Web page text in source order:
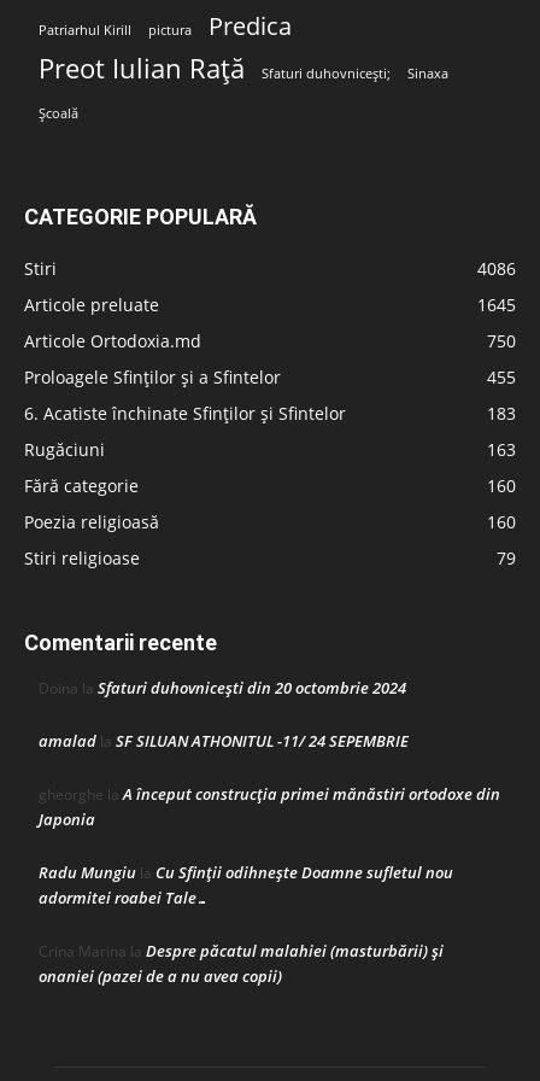
Patriarhul Kirill pictura Predica
Preot Iulian Rață Sfaturi duhovnicești; Sinaxa
Școală
CATEGORIE POPULARĂ
Stiri
4086
Articole preluate
1645
Articole Ortodoxia.md
750
Proloagele Sfinților și a Sfintelor
455
6. Acatiste închinate Sfinților și Sfintelor
183
Rugăciuni
163
Fără categorie
160
Poezia religioasă
160
Stiri religioase
79
Comentarii recente
Doina la Sfaturi duhovnicești din 20 octombrie 2024
amalad la SF SILUAN ATHONITUL -11/ 24 SEPEMBRIE
gheorghe laA început construcţia primei mănăstiri ortodoxe din
Japonia
Radu Mungiu la Cu Sfinții odihnește Doamne sufletul nou
adormitei roabei Tale…
Crina Marina la Despre păcatul malahiei (masturbării) şi
onaniei (pazei de a nu avea copii)